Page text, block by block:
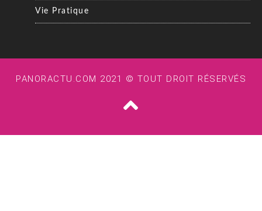
Vie Pratique
PANORACTU.COM 2021 © TOUT DROIT RÉSERVÉS